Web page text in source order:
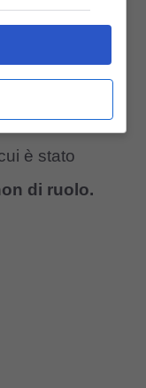
comunque
di uno dei
Milan
campo che
è stato
di ruolo.